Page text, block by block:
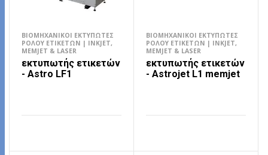
ΒΙΟΜΗΧΑΝΙΚΟΊ ΕΚΤΥΠΩΤΈΣ
ΡΟΛΟΎ ΕΤΙΚΕΤΏΝ | INKJET,
MEMJET & LASER
εκτυπωτής ετικετών
- Astro LF1
ΒΙΟΜΗΧΑΝΙΚΟΊ ΕΚΤΥΠΩΤΈΣ
ΡΟΛΟΎ ΕΤΙΚΕΤΏΝ | INKJET,
MEMJET & LASER
εκτυπωτής ετικετών
- Astrojet L1 memjet